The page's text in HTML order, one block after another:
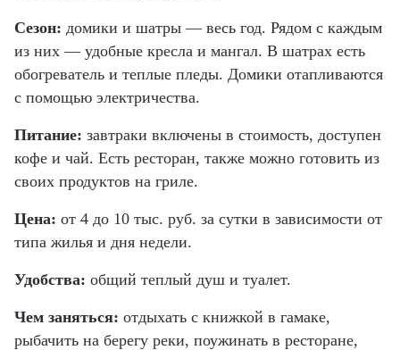
Сезон: домики и шатры — весь год. Рядом с каждым
из них — удобные кресла и мангал. В шатрах есть
обогреватель и теплые пледы. Домики отапливаются
с помощью электричества.
Питание: завтраки включены в стоимость, доступен
кофе и чай. Есть ресторан, также можно готовить из
своих продуктов на гриле.
Цена: от 4 до 10 тыс. руб. за сутки в зависимости от
типа жилья и дня недели.
Удобства: общий теплый душ и туалет.
Чем заняться: отдыхать с книжкой в гамаке,
рыбачить на берегу реки, поужинать в ресторане,